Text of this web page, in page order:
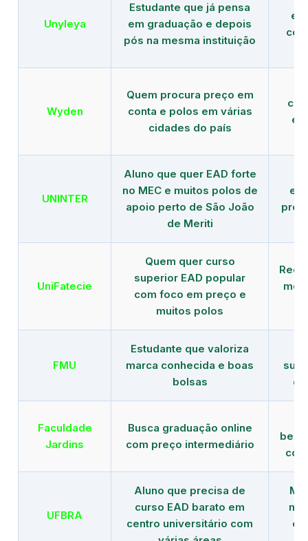
Unyleya
Estudante que já pensa
em graduação e depois
pós na mesma instituição
Wyden
Quem procura preço em
conta e polos em várias
cidades do país
UNINTER
Aluno que quer EAD forte
no MEC e muitos polos de
apoio perto de São João
de Meriti
UniFatecie
Quem quer curso
superior EAD popular
com foco em preço e
muitos polos
FMU
Estudante que valoriza
marca conhecida e boas
bolsas
Faculdade
Jardins
Busca graduação online
com preço intermediário
UFBRA
Aluno que precisa de
curso EAD barato em
centro universitário com